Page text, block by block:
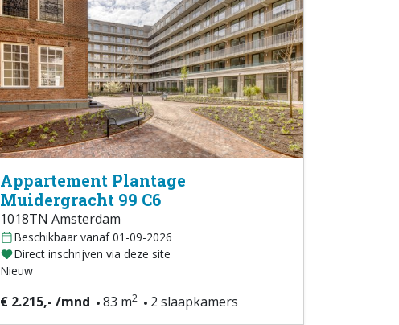
Appartement Plantage
Muidergracht 99 C6
1018TN Amsterdam
Beschikbaar vanaf 01-09-2026
Direct inschrijven via deze site
Nieuw
€ 2.215,- /mnd 83 m2 2 slaapkamers